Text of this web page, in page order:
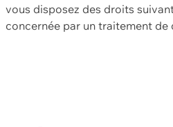
vous disposez des droits
concernée par un traitement de